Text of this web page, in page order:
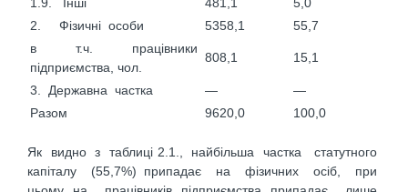
2. Фізичні особи
5358,1
55,7
в т.ч. працівники
підприємства, чол.
808,1 15,1
3. Державна частка —
—
Разом
9620,0 100,0
Як видно з таблиці 2.1., найбільша частка статутного
капіталу (55,7%) припадає на фізичних осіб, при